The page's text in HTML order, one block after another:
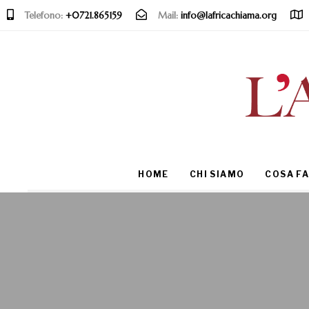
Telefono: +0721.865159 Mail: info@lafricachiama.org
HOME CHI SIAMO COSA